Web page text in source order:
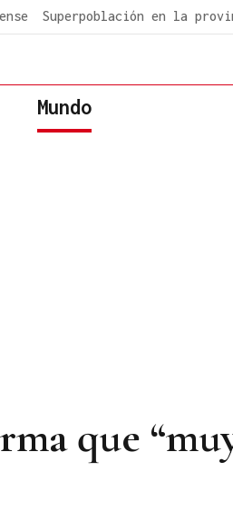
Superpoblación en la
Mundo
que